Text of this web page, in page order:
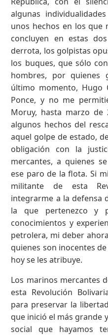
algunas
unos hechos en los que
concluyen en estas
derrota, los golpistas
los buques, que sólo
hombres, por quienes
último momento, Hugo
Ponce, y no me
Moruy, hasta marzo de
algunos hechos del
aquel golpe de estado,
obligación con la
mercantes, a quienes
ese paro de la flota. Si
militante de esta
integrarme a la defensa
la que pertenezco y
conocimientos y
petrolera, mi deber
quienes son inocentes
hoy se les atribuye.
Los marinos mercantes
esta Revolución
para preservar la
que inició el más grande
social que hayamos